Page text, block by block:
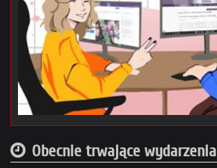
Obecnie trwające wydarzenia